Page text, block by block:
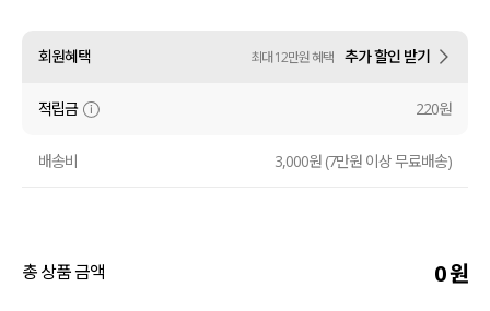
셔츠
원피스
니트
회원혜택 최대 12만원 혜택 추가 할인 받기
적립금 220원
배송비 3,000원 (7만원 이상 무료배송)
총 상품 금액 0원